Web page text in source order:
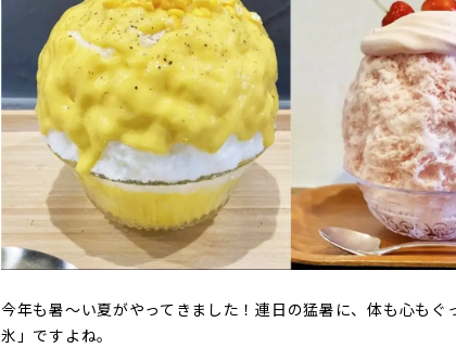
今年も暑〜い夏がやってきました！連日の猛暑に、体も心も
氷」ですよね。